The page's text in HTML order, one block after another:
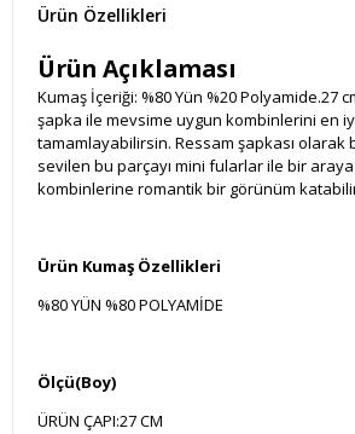
Ürün Özellikleri
Ürün Açıklaması
Kumaş İçeriği: %80 Yün %20 Polyamide.27
şapka ile mevsime uygun kombinlerini en
tamamlayabilirsin. Ressam şapkası olarak
sevilen bu parçayı mini fularlar ile bir
kombinlerine romantik bir görünüm
Ürün Kumaş Özellikleri
%80 YÜN %80 POLYAMİDE
Ölçü(Boy)
ÜRÜN ÇAPI:27 CM